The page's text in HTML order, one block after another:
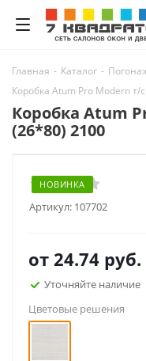
Главная - Каталог -
Коробка Atum Pro Modern т/
Коробка Atum
(26*80) 2100
НОВИНКА
Артикул: 107702
от 24.74 руб.
Уточняйте наличие
Цветовые решения